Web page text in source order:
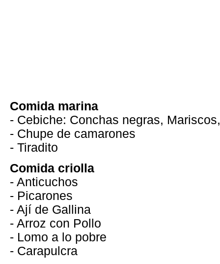
Comida marina
- Cebiche: Conchas negras,
- Chupe de camarones
- Tiradito
Comida criolla
- Anticuchos
- Picarones
- Ají de Gallina
- Arroz con Pollo
- Lomo a lo pobre
- Carapulcra